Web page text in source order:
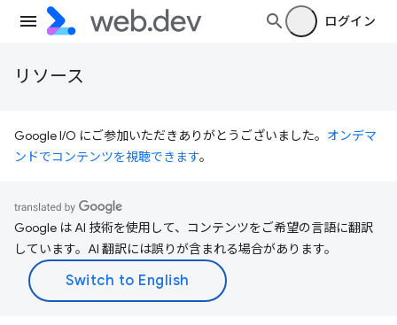
ログイン
リソース
Google I/O にご参加いただきありがとうございました。 オンデマ
ンドでコンテンツを視聴できます。
Google は AI 技術を使用して、コンテンツをご希望の言語に翻訳
しています。AI 翻訳には誤りが含まれる場合があります。